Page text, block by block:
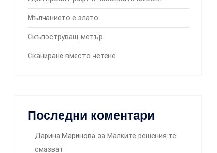
Мълчанието е злато
Скъпоструващ метър
Сканиране вместо четене
Последни коментари
Дарина Маринова за Малките решения те
смазват